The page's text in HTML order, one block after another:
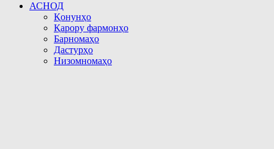
АСНОД
Қонунҳо
Қарору фармонҳо
Барномаҳо
Дастурҳо
Низомномаҳо